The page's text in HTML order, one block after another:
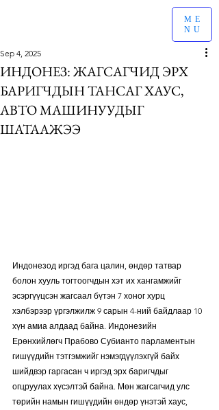
ME
NU
ИНДОНЕЗ: ЖАГСАГЧИД ЭРХ
БАРИГЧДЫН ТАНСАГ ХАУС,
АВТО МАШИНУУДЫГ
ШАТААЖЭЭ
Sep 4, 2025
Индонезод иргэд бага цалин, өндөр татвар
болон хууль тогтоогчдын хэт их хангамжийг
эсэргүүцсэн жагсаал бүтэн 7 хоног хурц
хэлбэрээр үргэлжилж 9 сарын 4-ний байдлаар 10
хүн амиа алдаад байна. Индонезийн
Ерөнхийлөгч Прабово Субианто парламентын
гишүүдийн тэтгэмжийг нэмэгдүүлэхгүй байх
шийдвэр гаргасан ч иргэд эрх баригчдыг
огцруулах хүсэлтэй байна. Мөн жагсагчид улс
төрийн намын гишүүдийн өндөр үнэтэй хаус,